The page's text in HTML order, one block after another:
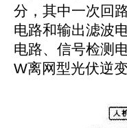
分，其中一次回
电路和输出滤波
电路、信号检测
W离网型光伏逆